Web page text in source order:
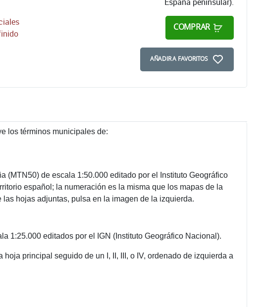
COMPRAR
AÑADIR A FAVORITOS
los términos municipales de:
(MTN50) de escala 1:50.000 editado por el Instituto Geográfico
español; la numeración es la misma que los mapas de la
hojas adjuntas, pulsa en la imagen de la izquierda.
1:25.000 editados por el IGN (Instituto Geográfico Nacional).
principal seguido de un I, II, III, o IV, ordenado de izquierda a